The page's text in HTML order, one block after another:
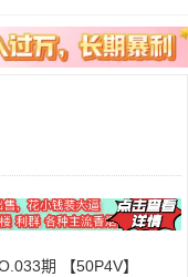
期 【50P4V】